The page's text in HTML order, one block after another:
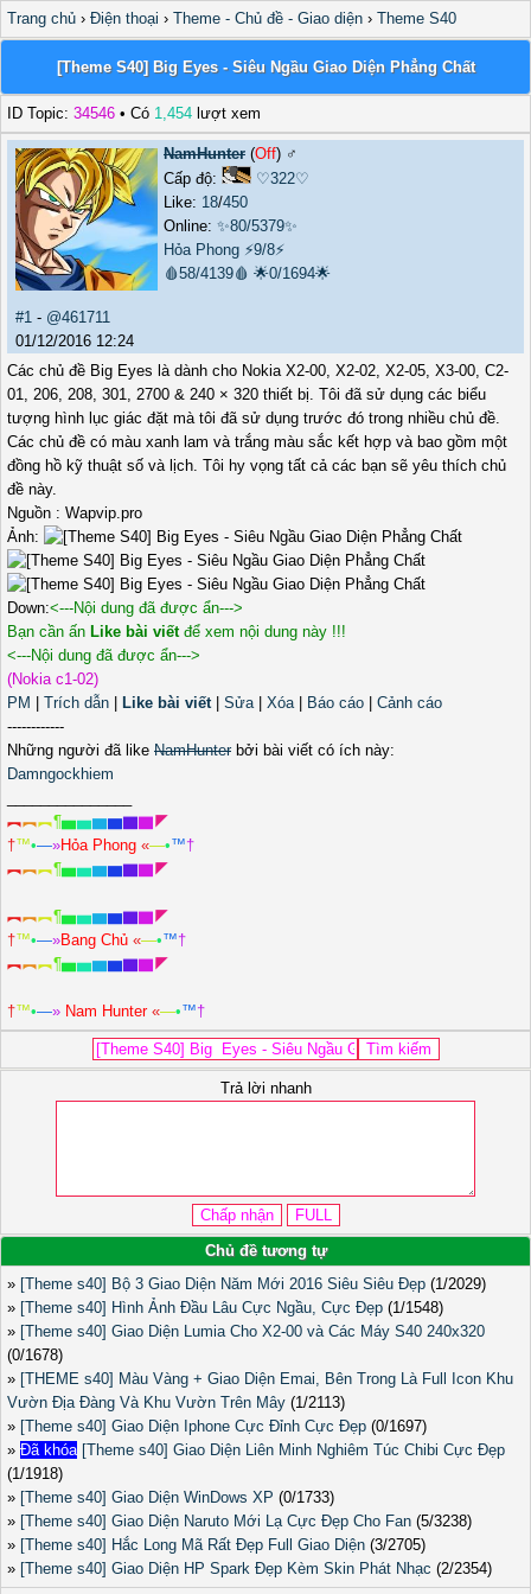
Trang chủ › Điện thoại › Theme - Chủ đề - Giao diện › Theme S40
[Theme S40] Big Eyes - Siêu Ngầu Giao Diện Phẳng Chất
ID Topic: 34546 • Có 1,454 lượt xem
NamHunter (Off) ♂️
Cấp độ:
♡322♡
Like: 18/450
Online: ✨80/5379✨
Hỏa Phong ⚡9/8⚡
🩸58/4139🩸 🌟0/1694🌟
#1 - @461711
01/12/2016 12:24
Các chủ đề Big Eyes là dành cho Nokia X2-00, X2-02, X2-05, X3-00, C2-
01, 206, 208, 301, 2700 & 240 × 320 thiết bị. Tôi đã sử dụng các biểu
tượng hình lục giác đặt mà tôi đã sử dụng trước đó trong nhiều chủ đề.
Các chủ đề có màu xanh lam và trắng màu sắc kết hợp và bao gồm một
đồng hồ kỹ thuật số và lịch. Tôi hy vọng tất cả các bạn sẽ yêu thích chủ
đề này.
Nguồn : Wapvip.pro
Ảnh:
Down:<---Nội dung đã được ẩn--->
Bạn cần ấn Like bài viếtđể xem nội dung này !!!
<---Nội dung đã được ẩn--->
(Nokia c1-02)
PM
Trích dẫn Like bài viết| Sửa| Xóa| Báo cáo
Cảnh cáo
------------
Những người đã like NamHunterbởi bài viết có ích này:
Damngockhiem
︻︻︻¶▅▅▆▆▇▇◤
†™•—»Hỏa Phong «—•™†
︻︻︻¶▅▅▆▆▇▇◤
︻︻︻¶▅▅▆▆▇▇◤
†™•—»Bang Chủ «—•™†
︻︻︻¶▅▅▆▆▇▇◤
†™•—» Nam Hunter «—•™†
Trả lời nhanh
Chủ đề tương tự
» [Theme s40] Bộ 3 Giao Diện Năm Mới 2016 Siêu Siêu Đẹp (1/2029)
» [Theme s40] Hình Ảnh Đầu Lâu Cực Ngầu, Cực Đẹp (1/1548)
» [Theme s40] Giao Diện Lumia Cho X2-00 và Các Máy S40 240x320
(0/1678)
» [THEME s40] Màu Vàng + Giao Diện Emai, Bên Trong Là Full Icon Khu
Vườn Địa Đàng Và Khu Vườn Trên Mây (1/2113)
» [Theme s40] Giao Diện Iphone Cực Đỉnh Cực Đẹp (0/1697)
» Đã khóa [Theme s40] Giao Diện Liên Minh Nghiêm Túc Chibi Cực Đẹp
(1/1918)
» [Theme s40] Giao Diện WinDows XP (0/1733)
» [Theme s40] Giao Diện Naruto Mới Lạ Cực Đẹp Cho Fan (5/3238)
» [Theme s40] Hắc Long Mã Rất Đẹp Full Giao Diện (3/2705)
» [Theme s40] Giao Diện HP Spark Đẹp Kèm Skin Phát Nhạc (2/2354)